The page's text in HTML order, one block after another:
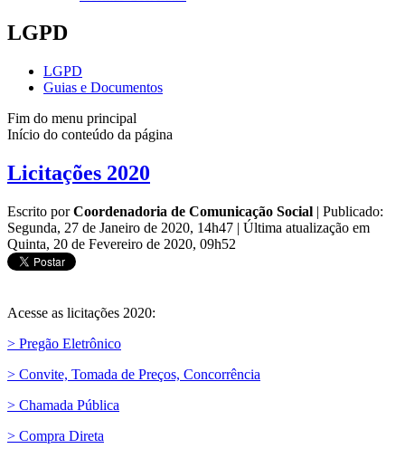
LGPD
LGPD
Guias e Documentos
Fim do menu principal
Início do conteúdo da página
Licitações 2020
Escrito porCoordenadoria de Comunicação Social | Publicado:
Segunda, 27 de Janeiro de 2020, 14h47 | Última atualização em
Quinta, 20 de Fevereiro de 2020, 09h52
Acesse as licitações 2020:
> Pregão Eletrônico
> Convite, Tomada de Preços, Concorrência
> Chamada Pública
> Compra Direta